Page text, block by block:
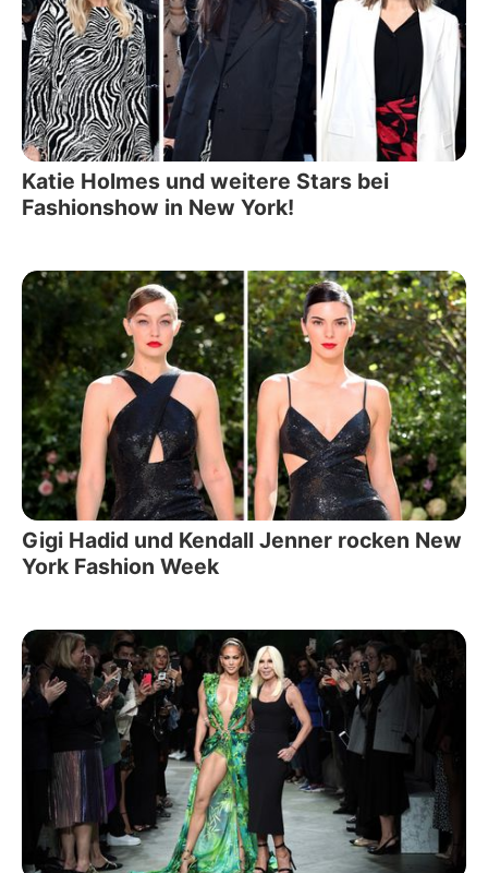
Katie Holmes und weitere Stars bei
Fashionshow in New York!
Gigi Hadid und Kendall Jenner rocken New
York Fashion Week